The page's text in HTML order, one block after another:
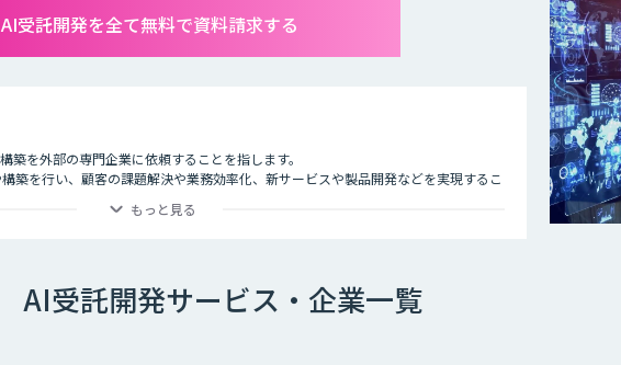
AI受託開発を全て無料で資料請求する
築を外部の専門企業に依頼することを指します。
築を行い、顧客の課題解決や業務効率化、新サービスや製品開発などを実現するこ
もっと見る
AI受託開発サービス・企業一覧